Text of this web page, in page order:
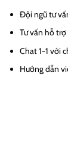
Đội ngũ tư
Tư vấn hỗ
Chat 1-1 với
Hướng dẫn